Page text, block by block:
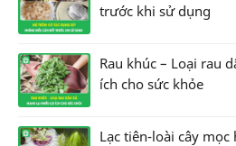
trước khi sử dụng
Rau khúc – Loại rau
ích cho sức khỏe
Lạc tiên-loài cây